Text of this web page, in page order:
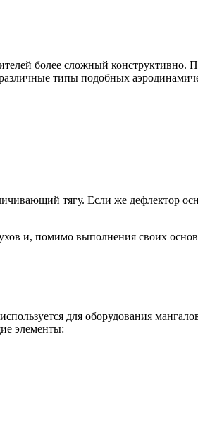
более сложный конструктивно.
типы подобных
тягу. Если же дефлектор
и, помимо выполнения своих
для оборудования
элементы: